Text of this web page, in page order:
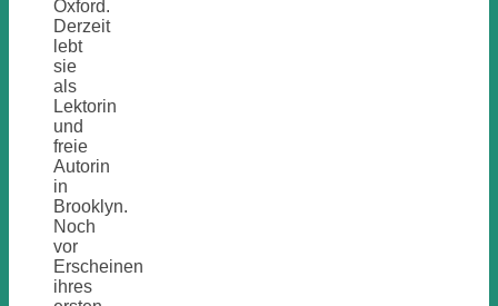
Oxford.
Derzeit
lebt
sie
als
Lektorin
und
freie
Autorin
in
Brooklyn.
Noch
vor
Erscheinen
ihres